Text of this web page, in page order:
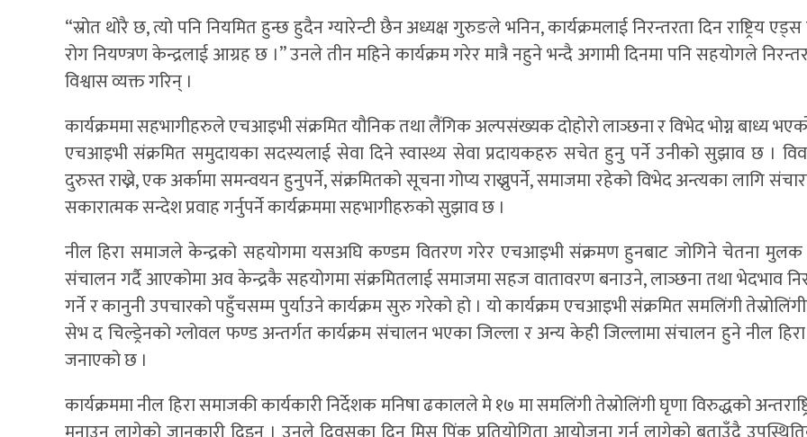
“स्रोत थोरै छ, त्यो पनि नियमित हुन्छ हुदैन ग्यारेन्टी छैन अध्यक्ष गुरुङले भनिन, कार्यक्रमलाई निरन्तरता दिन राष्ट्रिय
रोग नियण्त्रण केन्द्रलाई आग्रह छ ।” उनले तीन महिने कार्यक्रम गरेर मात्रै नहुने भन्दै अगामी दिनमा पनि सहयोगले
विश्वास व्यक्त गरिन् ।
कार्यक्रममा सहभागीहरुले एचआइभी संक्रमित यौनिक तथा लैंगिक अल्पसंख्यक दोहोरो लाञ्छना र विभेद भोग्न बाध्य
एचआइभी संक्रमित समुदायका सदस्यलाई सेवा दिने स्वास्थ्य सेवा प्रदायकहरु सचेत हुनु पर्ने उनीको सुझाव छ ।
दुरुस्त राख्ने, एक अर्कामा समन्वयन हुनुपर्ने, संक्रमितको सूचना गोप्य राख्नुपर्ने, समाजमा रहेको विभेद अन्त्यका लागि
सकारात्मक सन्देश प्रवाह गर्नुपर्ने कार्यक्रममा सहभागीहरुको सुझाव छ ।
नील हिरा समाजले केन्द्रको सहयोगमा यसअघि कण्डम वितरण गरेर एचआइभी संक्रमण हुनबाट जोगिने चेतना मुलक
संचालन गर्दै आएकोमा अव केन्द्रकै सहयोगमा संक्रमितलाई समाजमा सहज वातावरण बनाउने, लाञ्छना तथा भेदभाव
गर्ने र कानुनी उपचारको पहुँचसम्म पुर्याउने कार्यक्रम सुरु गरेको हो । यो कार्यक्रम एचआइभी संक्रमित समलिंगी
सेभ द चिल्ड्रेनको ग्लोवल फण्ड अन्तर्गत कार्यक्रम संचालन भएका जिल्ला र अन्य केही जिल्लामा संचालन हुने नील
जनाएको छ ।
कार्यक्रममा नील हिरा समाजकी कार्यकारी निर्देशक मनिषा ढकालले मे १७ मा समलिंगी तेस्रोलिंगी घृणा विरुद्धको